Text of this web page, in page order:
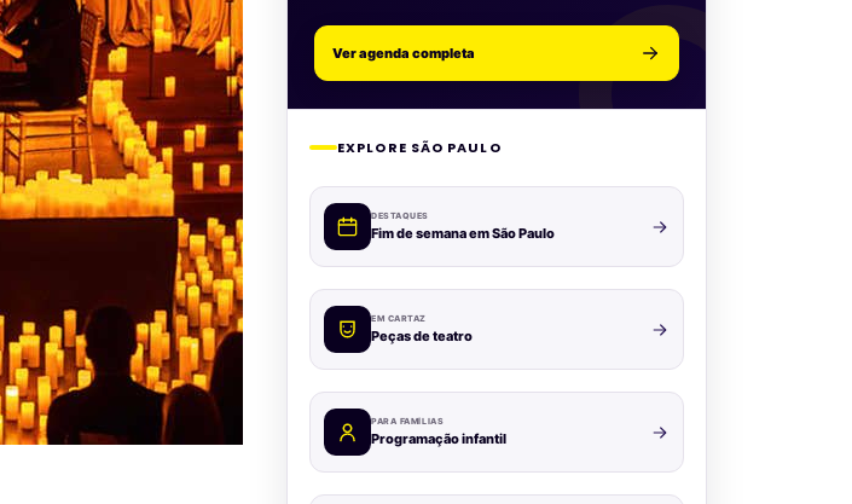
Ver agenda completa
EXPLORE SÃO PAULO
DESTAQUES
Fim de semana em São Paulo
EM CARTAZ
Peças de teatro
PARA FAMÍLIAS
Programação infantil